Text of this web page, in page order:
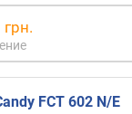
грн.
FCT 602 N/E